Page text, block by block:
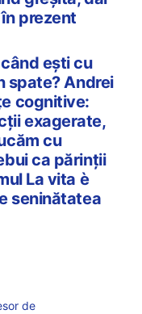
prezent
ești cu
spate? Andrei
cognitive:
exagerate,
cu
ca părinții
La vita è
seninătatea
de